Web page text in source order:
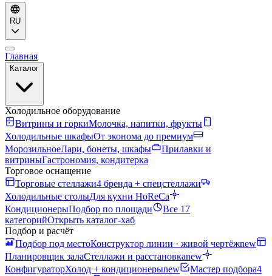
RU
Главная
Каталог
Холодильное оборудование
Витрины и горкиМолочка, напитки, фрукты
Холодильные шкафыОт эконома до премиум
МорозильноеЛари, бонеты, шкафы
Прилавки и
витриныГастрономия, кондитерка
Торговое оснащение
Торговые стеллажи4 бренда + спецстеллажи
Холодильные столыДля кухни HoReCa
КондиционерыПодбор по площади
Все 17
категорийОткрыть каталог-хаб
Подбор и расчёт
Подбор под местоКонструктор линии · живой чертёжnew
Планировщик залаСтеллажи и расстановкаnew
КонфигураторХолод + кондиционерыnew Мастер подбора4